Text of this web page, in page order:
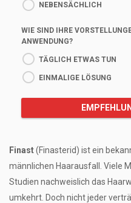
NEBENSÄCHLICH
WIE SIND IHRE
ANWENDUNG?
TÄGLICH ETWAS TUN
EINMALIGE LÖSUNG
Finast(Finasterid) ist ein
männlichen Haarausfall. Viele
Studien nachweislich das
umkehrt. Doch nicht jeder